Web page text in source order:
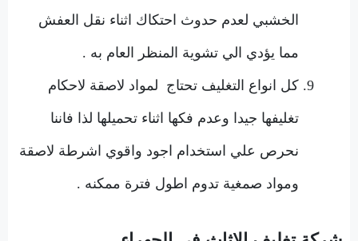
الخشبي لعدم حدوث احتكاك اثناء نقل العفش
مما يؤدي الي تشوية المنظر العام به .
كل انواع التغليف تحتاج لمواد لاصقة لاحكام
تغليفها جيدا وعدم فكها اثناء تحميلها لذا فاننا
نحرص علي استخدام اجود واقوي اشرطة لاصقة
ومواد صمغية تدوم اطول فترة ممكنه .